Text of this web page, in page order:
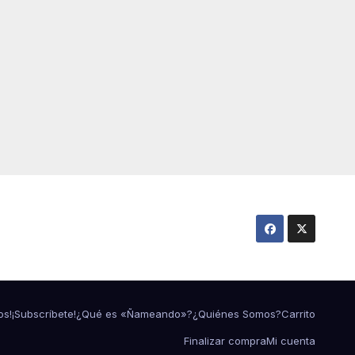
¡Subscríbete!¿Qué es «Ñameando»?¿Quiénes Somos?Carrito
Finalizar compraMi cuenta